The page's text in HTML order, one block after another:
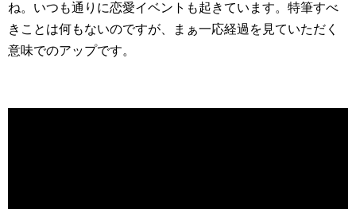
ね。いつも通りに恋愛イベントも起きています。特筆すべ
きことは何もないのですが、まぁ一応経過を見ていただく
意味でのアップです。